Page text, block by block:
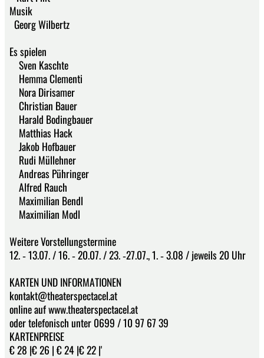
Musik
Georg Wilbertz
Es spielen
Sven Kaschte
Hemma Clementi
Nora Dirisamer
Christian Bauer
Harald Bodingbauer
Matthias Hack
Jakob Hofbauer
Rudi Müllehner
Andreas Pühringer
Alfred Rauch
Maximilian Bendl
Maximilian Modl
Weitere Vorstellungstermine
12. ‐ 13.07. / 16. ‐ 20.07. / 23. ‐27.07., 1. ‐ 3.08 / jeweils 20 Uhr
KARTEN UND INFORMATIONEN
kontakt@theaterspectacel.at
online auf www.theaterspectacel.at
oder telefonisch unter 0699 / 10 97 67 39
KARTENPREISE
€ 28 |€ 26 | € 24 |€ 22 |'